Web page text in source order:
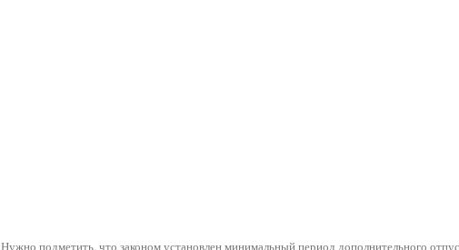
Нужно подметить, что законом установлен минимальный период дополнительного